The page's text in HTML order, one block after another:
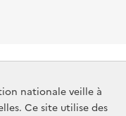
nationale veille à
Ce site utilise des